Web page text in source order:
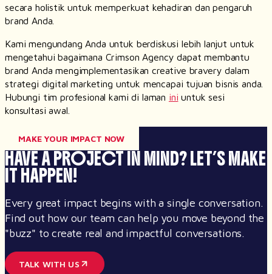
secara holistik untuk memperkuat kehadiran dan pengaruh
brand Anda.
Kami mengundang Anda untuk berdiskusi lebih lanjut untuk
mengetahui bagaimana Crimson Agency dapat membantu
brand Anda mengimplementasikan creative bravery dalam
strategi digital marketing untuk mencapai tujuan bisnis anda.
Hubungi tim profesional kami di laman ini untuk sesi
konsultasi awal.
MAKE YOUR IMPACT NOW
HAVE A PROJECT IN MIND?LET’S MAKE
IT HAPPEN!
Every great impact begins with a single conversation.
Find out how our team can help you move beyond the
"buzz" to create real and impactful conversations.
TALK WITH US